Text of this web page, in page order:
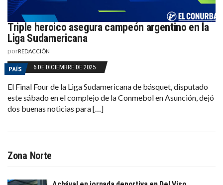
Triple heroico asegura campeón argentino en la
Liga Sudamericana
porREDACCIÓN
PAÍS 6 DE DICIEMBRE DE 2025
El Final Four de la Liga Sudamericana de básquet, disputado
este sábado en el complejo de la Conmebol en Asunción, dejó
dos buenas noticias para […]
Zona Norte